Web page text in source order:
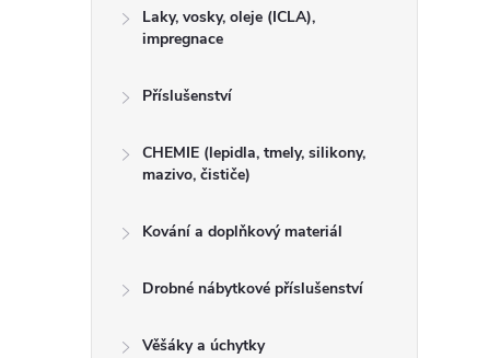
Laky, vosky, oleje (ICLA),
impregnace
Příslušenství
CHEMIE (lepidla, tmely, silikony,
mazivo, čističe)
Kování a doplňkový materiál
Drobné nábytkové příslušenství
Věšáky a úchytky2000 mm SMRK